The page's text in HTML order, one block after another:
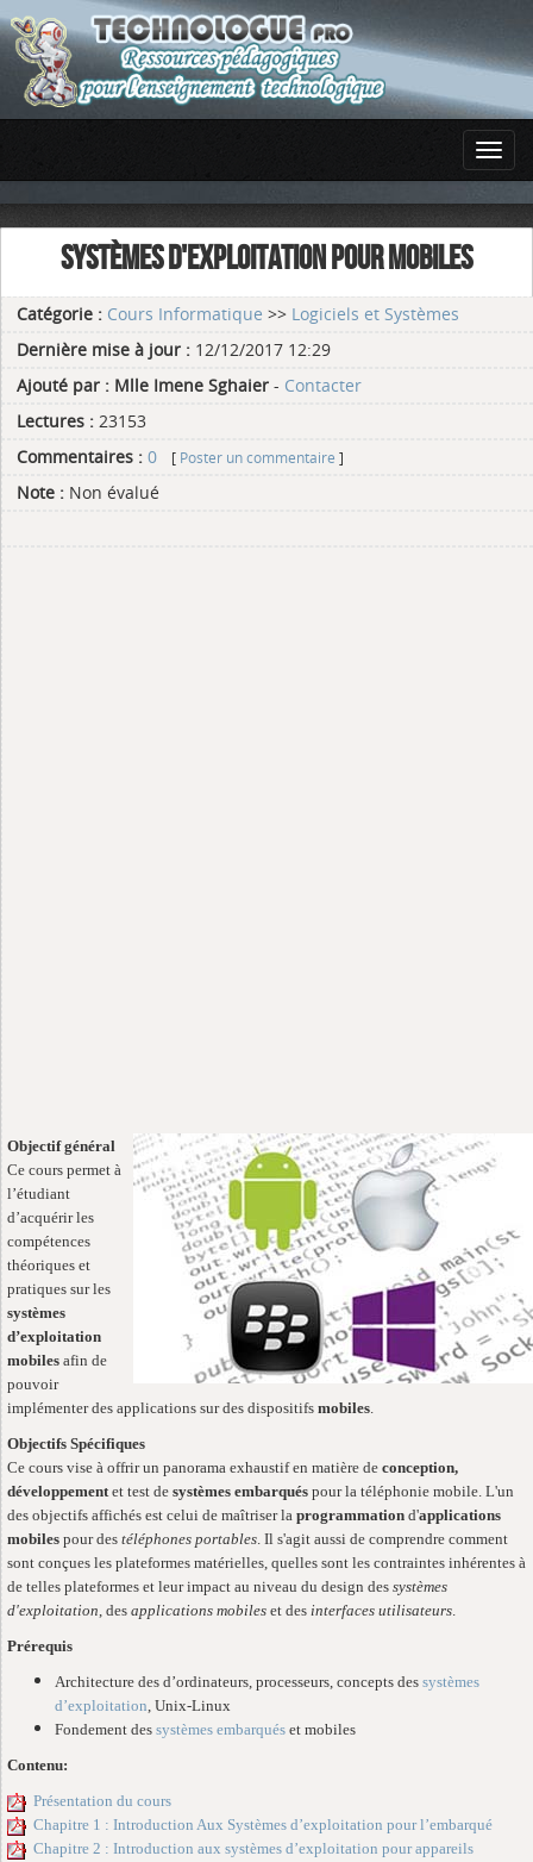
SYSTÈMES D'EXPLOITATION POUR MOBILES
Catégorie : Cours Informatique >> Logiciels et Systèmes
Dernière mise à jour : 12/12/2017 12:29
Ajouté par : Mlle Imene Sghaier - Contacter
Lectures : 23153
Commentaires : 0 [ Poster un commentaire ]
Note : Non évalué
Objectif général
Ce cours permet à
l’étudiant
d’acquérir les
compétences
théoriques et
pratiques sur les
systèmes
d’exploitation
mobiles afin de
pouvoir
implémenter des applications sur des dispositifs mobiles.
Objectifs Spécifiques
Ce cours vise à offrir un panorama exhaustif en matière de conception,
développementet test de systèmes embarqués pour la téléphonie mobile. L'un
des objectifs affichés est celui de maîtriser la programmation d'applications
mobiles pour des téléphones portables. Il s'agit aussi de comprendre comment
sont conçues les plateformes matérielles, quelles sont les contraintes inhérentes à
de telles plateformes et leur impact au niveau du design des systèmes
d'exploitation, des applications mobiles et des interfaces utilisateurs.
Prérequis
Architecture des d’ordinateurs, processeurs, concepts des systèmes
d’exploitation, Unix-Linux
Fondement des systèmes embarqués et mobiles
Contenu:
Présentation du cours
Chapitre 1 : Introduction Aux Systèmes d’exploitation pour l’embarqué
Chapitre 2 : Introduction aux systèmes d’exploitation pour appareils